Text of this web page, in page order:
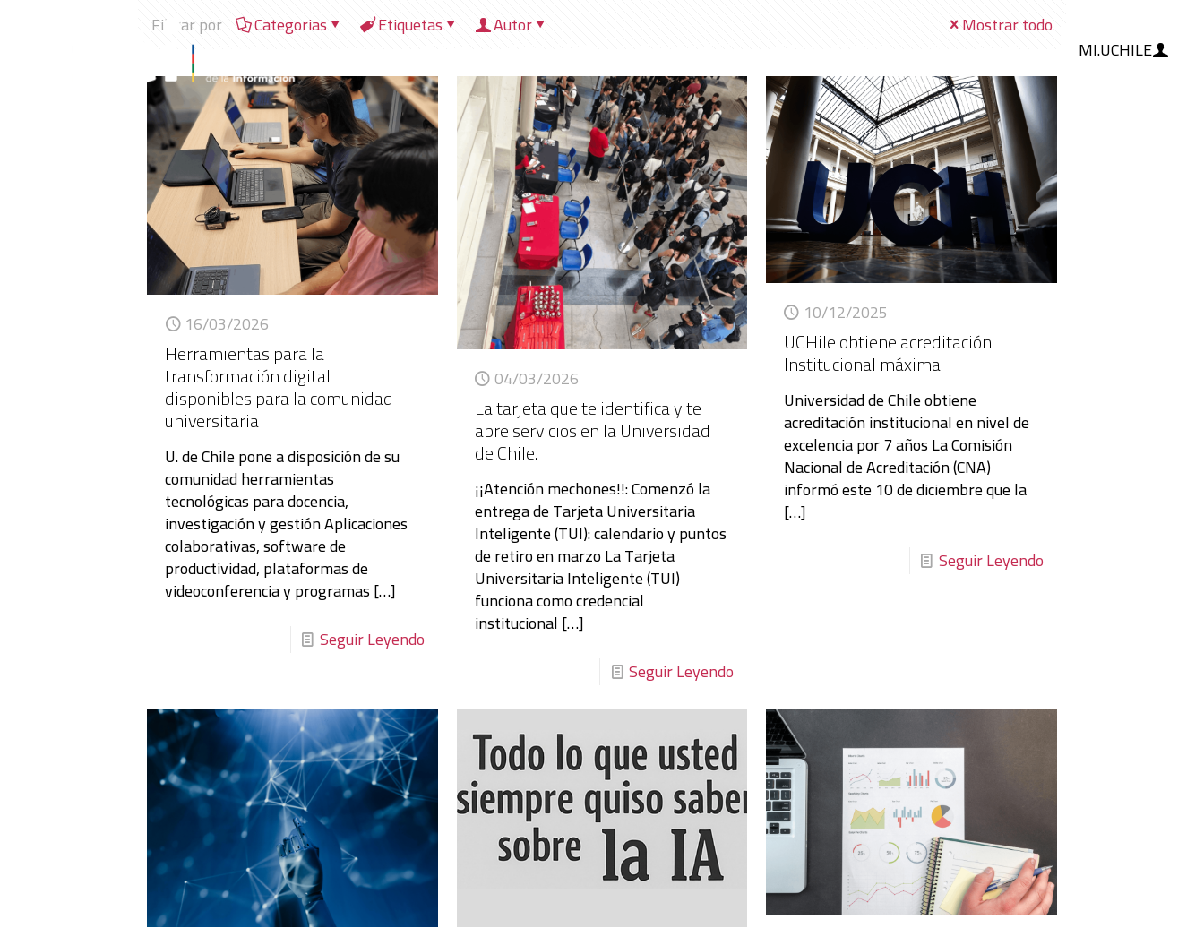
MI.UCHILE
Filtrar por Categorias Etiquetas Autor Mostrar todo
16/03/2026
Herramientas para la
transformación digital
disponibles para la comunidad
universitaria
U. de Chile pone a disposición de su
comunidad herramientas
tecnológicas para docencia,
investigación y gestión Aplicaciones
colaborativas, software de
productividad, plataformas de
videoconferencia y programas[…]
Seguir Leyendo
04/03/2026
La tarjeta que te identifica y te
abre servicios en la Universidad
de Chile.
¡¡Atención mechones!!: Comenzó la
entrega de Tarjeta Universitaria
Inteligente (TUI): calendario y puntos
de retiro en marzo La Tarjeta
Universitaria Inteligente (TUI)
funciona como credencial
institucional[…]
Seguir Leyendo
10/12/2025
UCHile obtiene acreditación
Institucional máxima
Universidad de Chile obtiene
acreditación institucional en nivel de
excelencia por 7 años La Comisión
Nacional de Acreditación (CNA)
informó este 10 de diciembre que la
[…]
Seguir Leyendo